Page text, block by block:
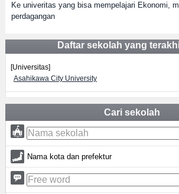
Ke univeritas yang bisa mempelajari Ekonomi,
perdagangan
Daftar sekolah yang
[Universitas]
Asahikawa City University
Cari sekolah
Nama kota dan prefektur